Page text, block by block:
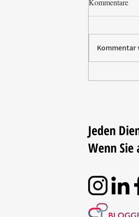
Paw
Kommentare
Kommentar
Jeden
Wenn